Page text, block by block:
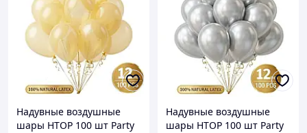
Надувные воздушные
шары HTOP 100 шт Party
Надувные воздушные
шары HTOP 100 шт Party